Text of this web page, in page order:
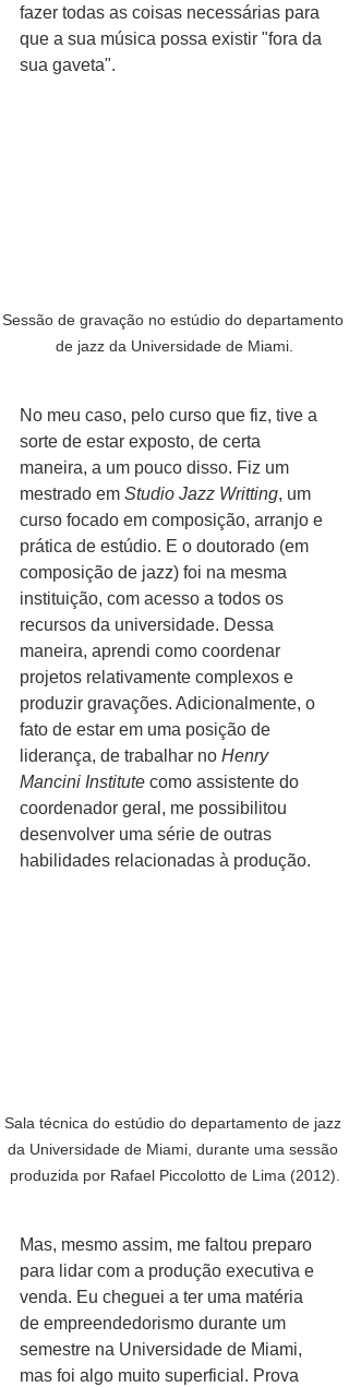
fazer todas as coisas necessárias para
que a sua música possa existir "fora da
sua gaveta".
Sessão de gravação no estúdio do departamento
de jazz da Universidade de Miami.
No meu caso, pelo curso que fiz, tive a
sorte de estar exposto, de certa
maneira, a um pouco disso. Fiz um
mestrado em Studio Jazz Writting, um
curso focado em composição, arranjo e
prática de estúdio. E o doutorado (em
composição de jazz) foi na mesma
instituição, com acesso a todos os
recursos da universidade. Dessa
maneira, aprendi como coordenar
projetos relativamente complexos e
produzir gravações. Adicionalmente, o
fato de estar em uma posição de
liderança, de trabalhar no Henry
Mancini Institute como assistente do
coordenador geral, me possibilitou
desenvolver uma série de outras
habilidades relacionadas à produção.
Sala técnica do estúdio do departamento de jazz
da Universidade de Miami, durante uma sessão
produzida por Rafael Piccolotto de Lima (2012).
Mas, mesmo assim, me faltou preparo
para lidar com a produção executiva e
venda. Eu cheguei a ter uma matéria
de empreendedorismo durante um
semestre na Universidade de Miami,
mas foi algo muito superficial. Prova